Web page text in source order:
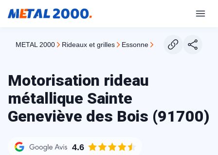
METAL 2000 rideaux et grilles essonne sainte genevieve
Motorisation rideau
métallique Sainte
Geneviève des Bois (91700)
4.6